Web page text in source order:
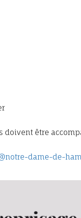
doivent être
dame-de-